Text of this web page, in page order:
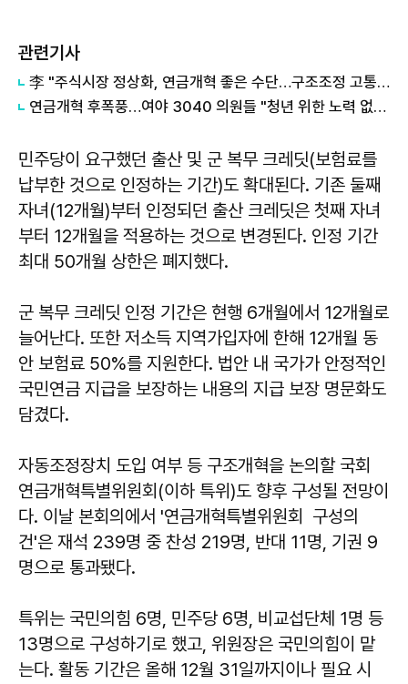
관련기사
李 "주식시장 정상화, 연금개혁 좋은 수단…구조조정 고통 확 줄여"
연금개혁 후폭풍…여야 3040 의원들 "청년 위한 노력 없다"
민주당이 요구했던 출산 및 군 복무 크레딧(보험료를
납부한 것으로 인정하는 기간)도 확대된다. 기존 둘째
자녀(12개월)부터 인정되던 출산 크레딧은 첫째 자녀
부터 12개월을 적용하는 것으로 변경된다. 인정 기간
최대 50개월 상한은 폐지했다.
군 복무 크레딧 인정 기간은 현행 6개월에서 12개월로
늘어난다. 또한 저소득 지역가입자에 한해 12개월 동
안 보험료 50%를 지원한다. 법안 내 국가가 안정적인
국민연금 지급을 보장하는 내용의 지급 보장 명문화도
담겼다.
자동조정장치 도입 여부 등 구조개혁을 논의할 국회
연금개혁특별위원회(이하 특위)도 향후 구성될 전망이
다. 이날 본회의에서 '연금개혁특별위원회 구성의
건'은 재석 239명 중 찬성 219명, 반대 11명, 기권 9
명으로 통과됐다.
특위는 국민의힘 6명, 민주당 6명, 비교섭단체 1명 등
13명으로 구성하기로 했고, 위원장은 국민의힘이 맡
는다. 활동 기간은 올해 12월 31일까지이나 필요 시